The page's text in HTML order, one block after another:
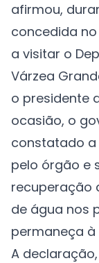
afirmou,
concedida
a visitar o
Várzea
o presidente
ocasião, o
constatado
pelo órgão e
recuperação
de água nos
permaneça à
A